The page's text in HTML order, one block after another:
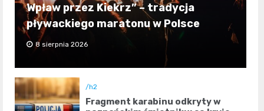
Wpław przez Kiekrz” – tradycja
pływackiego maratonu w Polsce
8 sierpnia 2026
/h2
Fragment karabinu odkryty w